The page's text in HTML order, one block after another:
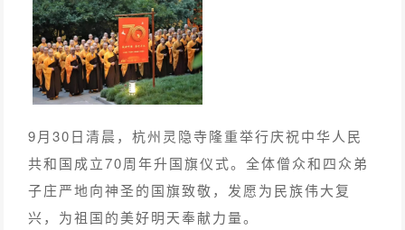
9月30日清晨，杭州灵隐寺隆重举行庆祝中华人民
共和国成立70周年升国旗仪式。全体僧众和四众弟
子庄严地向神圣的国旗致敬，发愿为民族伟大复
兴，为祖国的美好明天奉献力量。